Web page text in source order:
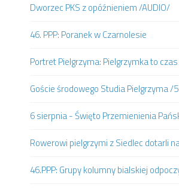
Dworzec PKS z opóźnieniem /AUDIO/
46. PPP: Poranek w Czarnolesie
Portret Pielgrzyma: Pielgrzymka to
Goście środowego Studia Pielgrzyma /
6 sierpnia - Święto Przemienienia
Rowerowi pielgrzymi z Siedlec dotarli
46.PPP: Grupy kolumny bialskiej